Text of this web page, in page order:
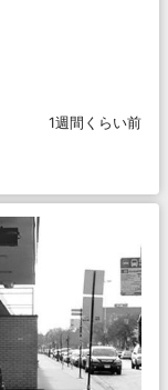
1週間くらい前